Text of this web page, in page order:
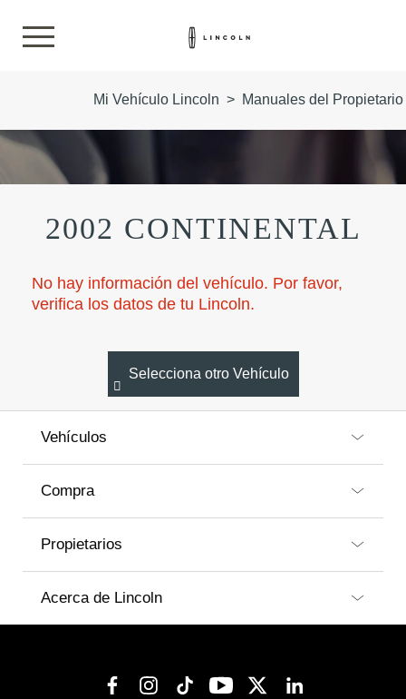
Mi Vehículo Lincoln > Manuales del
2002 CONTINENTAL
No hay información del vehículo. Por favor,
verifica los datos de tu Lincoln.
Selecciona otro Vehículo
Vehículos
Compra
Propietarios
Acerca de Lincoln